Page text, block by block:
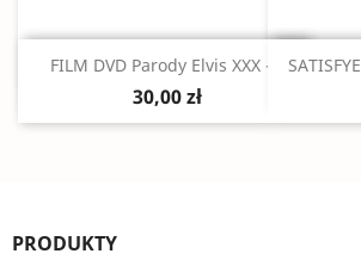
Szybki podgląd
FILM DVD Parody Elvis XXX -...
30,00 zł

PRODUKTY